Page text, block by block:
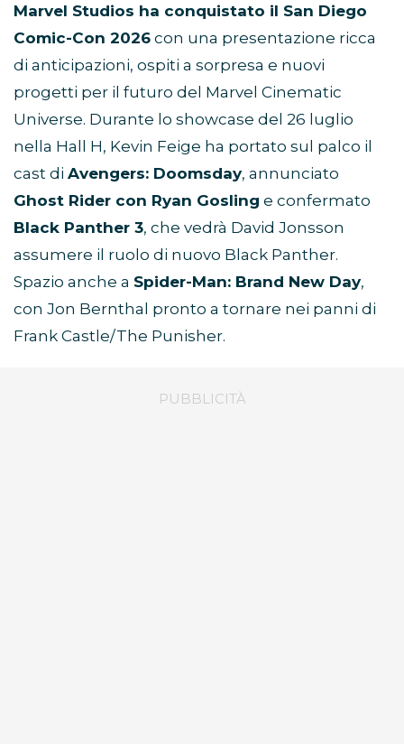
Marvel Studios ha conquistato il San Diego
Comic-Con 2026 con una presentazione ricca
di anticipazioni, ospiti a sorpresa e nuovi
progetti per il futuro del Marvel Cinematic
Universe. Durante lo showcase del 26 luglio
nella Hall H, Kevin Feige ha portato sul palco il
cast di Avengers: Doomsday, annunciato
Ghost Rider con Ryan Gosling e confermato
Black Panther 3, che vedrà David Jonsson
assumere il ruolo di nuovo Black Panther.
Spazio anche a Spider-Man: Brand New Day,
con Jon Bernthal pronto a tornare nei panni di
Frank Castle/The Punisher.